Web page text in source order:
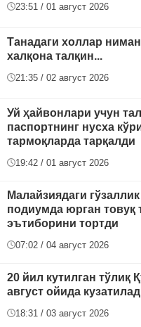
23:51 / 01 август 2026
Танадаги холлар
халқона талқин...
21:35 / 02 август 2026
Уй ҳайвонлари учун
паспортнинг нусха
тармоқларда тарқалди
19:42 / 01 август 2026
Малайзиядаги
подиумда юрган
эътиборини тортди
07:02 / 04 август 2026
20 йил кутилган тўлиқ
август ойида
18:31 / 03 август 2026